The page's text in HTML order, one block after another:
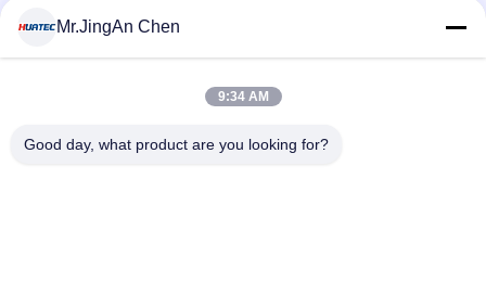
Categorie popolari
Calibro di spessore
Mr.JingAn Chen
9:34 AM
Good day, what product are you looking for?